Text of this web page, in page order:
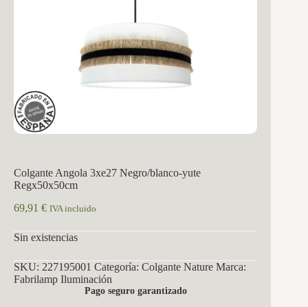
Colgante Angola 3xe27 Negro/blanco-yute
Regx50x50cm
69,91 € IVA incluido
Sin existencias
SKU: 227195001 Categoría: Colgante Nature Marca:
Fabrilamp Iluminación
Pago seguro garantizado